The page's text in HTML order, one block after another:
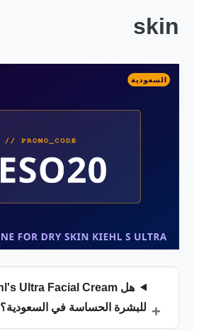
skin
للبشرة الحساسة في السعودية؟